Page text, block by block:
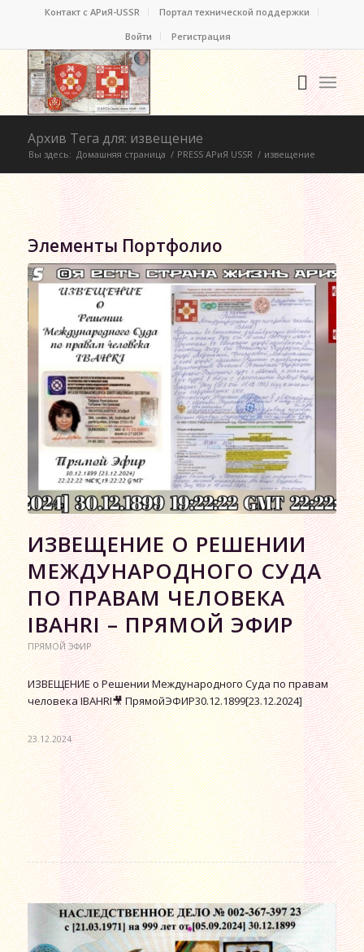
Контакт c АРиЯ-USSR
Портал технической поддержки
Войти
Регистрация
Архив Тега для: извещение
Вы здесь: Домашняя страница / PRESS АРиЯ USSR / извещение
Элементы Портфолио
ИЗВЕЩЕНИЕ О РЕШЕНИИ
МЕЖДУНАРОДНОГО СУДА
ПО ПРАВАМ ЧЕЛОВЕКА
IBAHRI – ПРЯМОЙ ЭФИР
ПРЯМОЙ ЭФИР
ИЗВЕЩЕНИЕ о Решении Международного Суда по правам
человека IBAHRI🎥 ПрямойЭФИР30.12.1899[23.12.2024]
23.12.2024